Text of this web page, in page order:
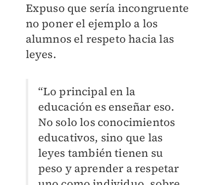
Expuso que sería incongruente
no poner el ejemplo a los
alumnos el respeto hacia las
leyes.
“Lo principal en la
educación es enseñar eso.
No solo los conocimientos
educativos, sino que las
leyes también tienen su
peso y aprender a respetar